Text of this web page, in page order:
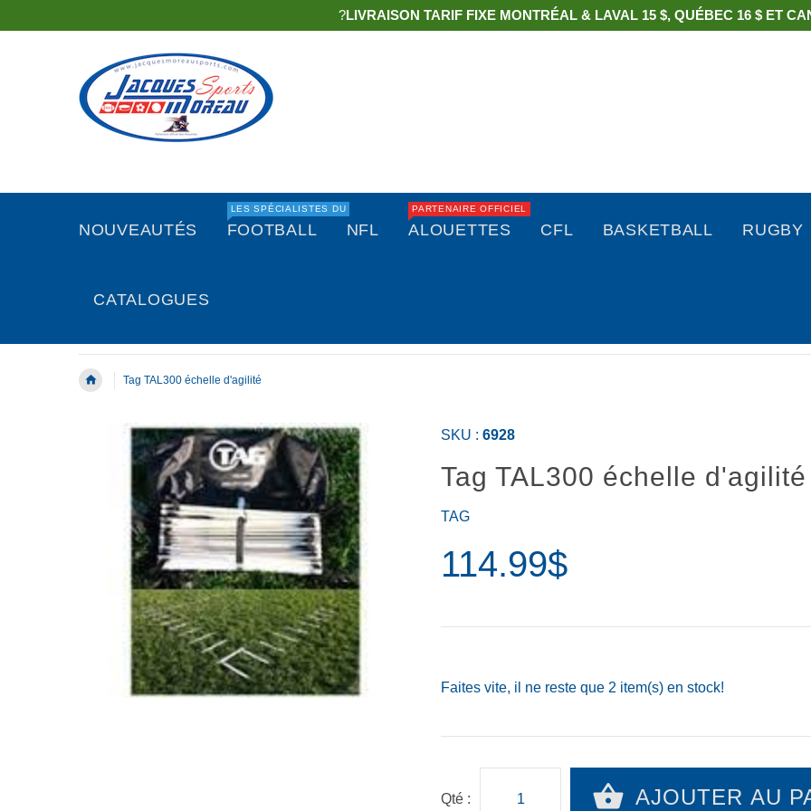
NOUVEAUTÉS
LES SPÉCIALISTES DU
FOOTBALL NFL
PARTENAIRE OFFICIEL
ALOUETTES CFL BASKETBALL RUGBY
CATALOGUES
Tag TAL300 échelle d'agilité
SKU : 6928
Tag TAL300 échelle d'agilité
TAG
114.99$
Faites vite, il ne reste que 2 item(s) en stock!
Qté : AJOUTER AU
?LIVRAISON TARIF FIXE MONTRÉAL & LAVAL 15 $, QUÉBEC 16 $ ET